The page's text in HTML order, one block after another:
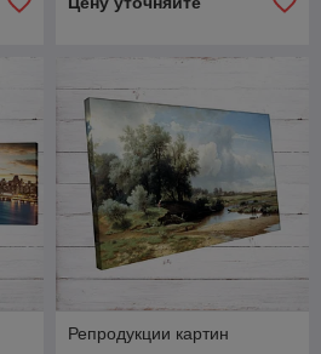
Репродукции картин